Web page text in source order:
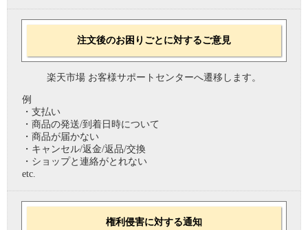
注文後のお困りごとに対するご意見
楽天市場 お客様サポートセンターへ遷移します。
例
・支払い
・商品の発送/到着日時について
・商品が届かない
・キャンセル/返金/返品/交換
・ショップと連絡がとれない
etc.
権利侵害に対する通知